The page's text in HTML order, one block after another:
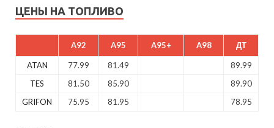
ЦЕНЫ НА ТОПЛИВО
A92 A95 A95+ A98 ДТ
ATAN 77.99 81.49
89.99
TES
81.50 85.90
89.90
GRIFON
75.95 81.95 78.95